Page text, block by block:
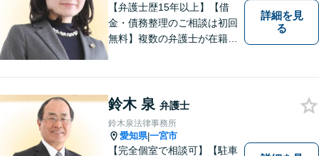
す。
【弁護士歴15年以上】【借
金・債務整理のご相談は初回
無料】複数の弁護士が在籍し
添うことを大切にしておりま
す。お気軽にご相談ください
【分割払い可】【完全個室】
詳細を見
る
鈴木 泉 弁護士
鈴木泉法律事務所
愛知県|一宮市
【完全個室で相談可】【駐車